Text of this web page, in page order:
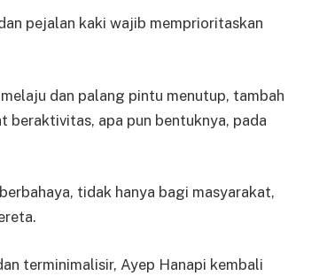
pejalan kaki wajib memprioritaskan
dan palang pintu menutup, tambah
beraktivitas, apa pun bentuknya, pada
tidak hanya bagi masyarakat,
terminimalisir, Ayep Hanapi kembali